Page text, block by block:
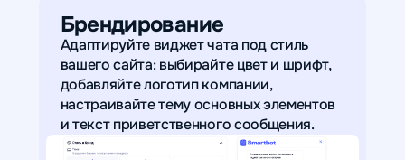
Брендирование
Адаптируйте виджет чата под стиль
вашего сайта: выбирайте цвет и шрифт,
добавляйте логотип компании,
настраивайте тему основных элементов
и текст приветственного сообщения.